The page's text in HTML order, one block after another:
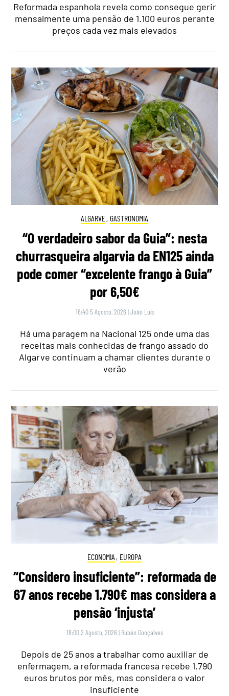
Reformada espanhola revela como consegue gerir
mensalmente uma pensão de 1.100 euros perante
preços cada vez mais elevados
ALGARVE, GASTRONOMIA
“O verdadeiro sabor da Guia”: nesta
churrasqueira algarvia da EN125 ainda
pode comer “excelente frango à Guia”
por 6,50€
16:40 5 Agosto, 2026 |João Luís
Há uma paragem na Nacional 125 onde uma das
receitas mais conhecidas de frango assado do
Algarve continuam a chamar clientes durante o
verão
ECONOMIA , EUROPA
“Considero insuficiente”: reformada de
67 anos recebe 1.790€ mas considera a
pensão ‘injusta’
18:00 2 Agosto, 2026 | Rubén Gonçalves
Depois de 25 anos a trabalhar como auxiliar de
enfermagem, a reformada francesa recebe 1.790
euros brutos por mês, mas considera o valor
insuficiente